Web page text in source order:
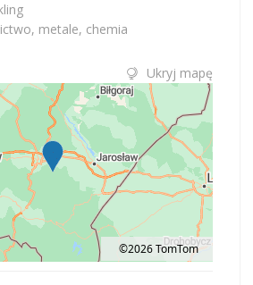
metale, chemia
Ukryj mapę
©2026 TomTom